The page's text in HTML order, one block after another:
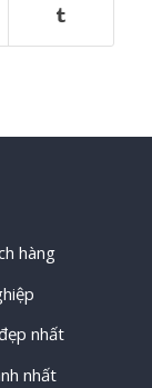
hàng
nhất
nhất